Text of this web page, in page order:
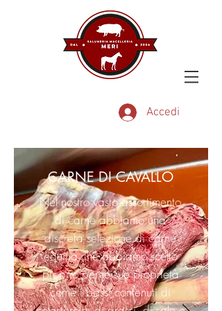
Accedi
CARNE DI CAVALLO
Nel nostro vasto assortimento
di carne abbiamo una
discreta selezione di carne
equina che abbiamo scelto
proprio per le sue proprietà
come i bassi contenuti di